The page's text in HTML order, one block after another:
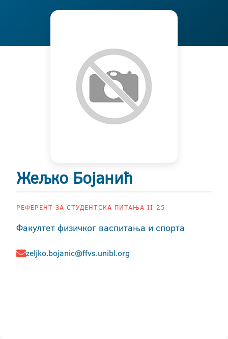
Жељко Бојанић
РЕФЕРЕНТ ЗА СТУДЕНТСКА ПИТАЊА II-25
Факултет физичког васпитања и спорта
zeljko.bojanic@ffvs.unibl.org